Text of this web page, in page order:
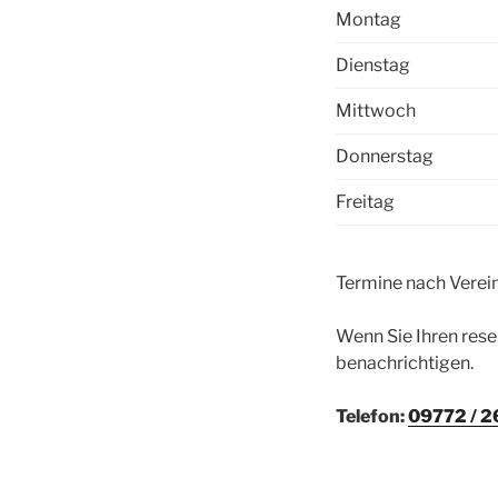
Montag
Dienstag
Mittwoch
Donnerstag
Freitag
Termine nach
Wenn Sie Ihren
benachrichtigen.
Telefon:09772 /